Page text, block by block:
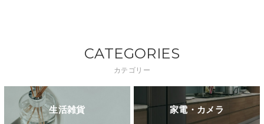
CATEGORIES
カテゴリー
生活雑貨 家電・カメラ